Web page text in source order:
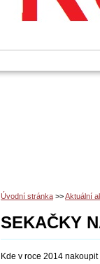
Úvodní stránka >>Aktuální
SEKAČKY
Kde v roce 2014